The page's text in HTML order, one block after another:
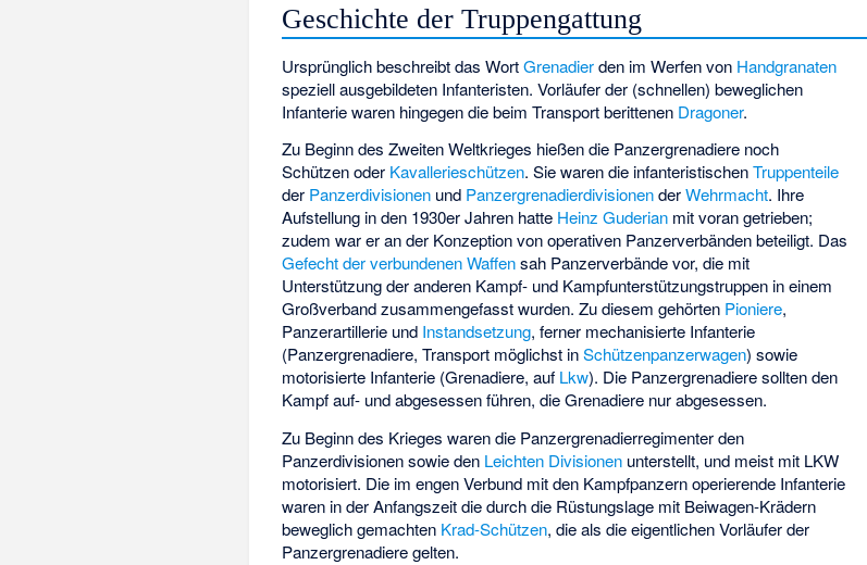
Geschichte der Truppengattung
Ursprünglich beschreibt das WortGrenadierden im Werfen von Handgranaten
speziell ausgebildeten Infanteristen. Vorläufer der (schnellen) beweglichen
Infanterie waren hingegen die beim Transport berittenen Dragoner.
Zu Beginn des Zweiten Weltkrieges hießen die Panzergrenadiere noch
Schützen oder Kavallerieschützen. Sie waren die infanteristischenTruppenteile
der Panzerdivisionen und PanzergrenadierdivisionenderWehrmacht. Ihre
Aufstellung in den 1930er Jahren hatte Heinz Guderian mit voran getrieben;
zudem war er an der Konzeption von operativen Panzerverbänden beteiligt. Das
Gefecht der verbundenen Waffensah Panzerverbände vor, die mit
Unterstützung der anderen Kampf- und Kampfunterstützungstruppen in einem
Großverband zusammengefasst wurden. Zu diesem gehörten Pioniere,
Panzerartillerie und Instandsetzung, ferner mechanisierte Infanterie
(Panzergrenadiere, Transport möglichst inSchützenpanzerwagen) sowie
motorisierte Infanterie (Grenadiere, auf Lkw). Die Panzergrenadiere sollten den
Kampf auf- und abgesessen führen, die Grenadiere nur abgesessen.
Zu Beginn des Krieges waren die Panzergrenadierregimenter den
Panzerdivisionen sowie den Leichten Divisionen unterstellt, und meist mit LKW
motorisiert. Die im engen Verbund mit den Kampfpanzern operierende Infanterie
waren in der Anfangszeit die durch die Rüstungslage mit Beiwagen-Krädern
beweglich gemachten Krad-Schützen, die als die eigentlichen Vorläufer der
Panzergrenadiere gelten.